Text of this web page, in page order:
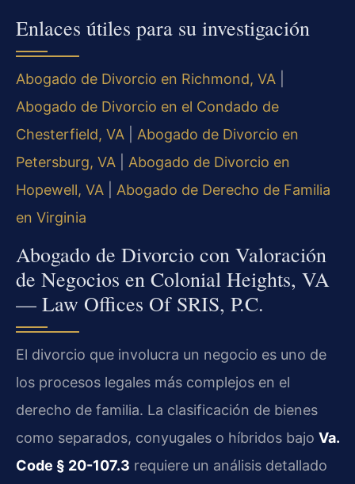
Enlaces útiles para su investigación
Abogado de Divorcio en Richmond, VA
Abogado de Divorcio en el Condado de
Chesterfield, VA
Abogado de Divorcio en
Petersburg, VA
Abogado de Divorcio en
Hopewell, VA
Abogado de Derecho de Familia
en Virginia
Abogado de Divorcio con Valoración
de Negocios en Colonial Heights, VA
— Law Offices Of SRIS, P.C.
El divorcio que involucra un negocio es uno de
los procesos legales más complejos en el
derecho de familia. La clasificación de bienes
como separados, conyugales o híbridos bajo Va.
Code § 20-107.3 requiere un análisis detallado